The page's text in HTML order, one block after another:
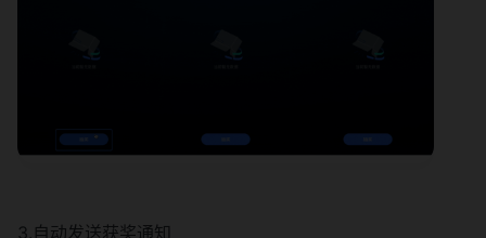
3.自动发送获奖通知